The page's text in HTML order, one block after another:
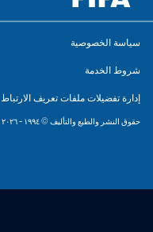
سياسة الخصوصية
شروط الخدمة
إدارة تفضيلات ملفات تعريف الارتباط
حقوق النشر والطبع والتأليف © ١٩٩٤ - ٢٠٢٦ FIFA. جميع الحقوق محفوظة.